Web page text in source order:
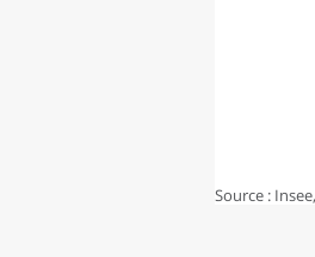
Source :